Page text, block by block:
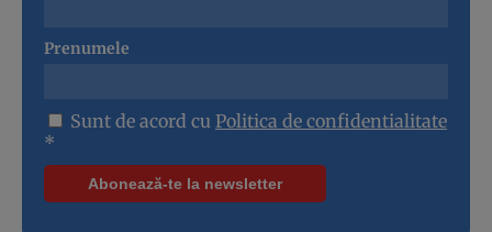
Prenumele
Sunt de acord cu Politica de confidentialitate
*